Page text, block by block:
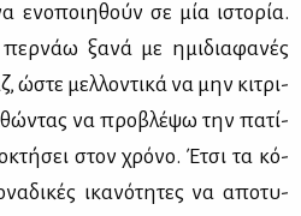
ενο­ποι­η­θούν σε μία ιστο­ρία.
περ­νάω ξα­νά με ημι­δια­φα­νές
ώστε μελ­λο­ντι­κά να μην κι­τρι­
να προ­βλέ­ψω την πα­τί­
στον χρό­νο. Έτσι τα κό­
ικα­νό­τη­τες να απο­τυ­